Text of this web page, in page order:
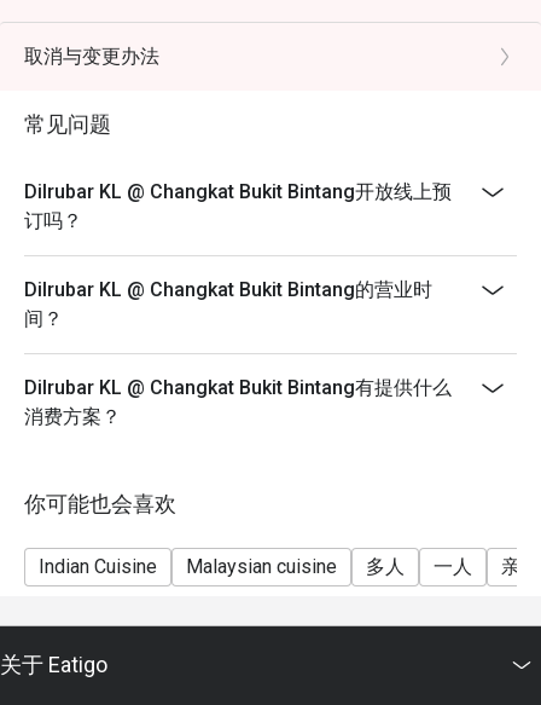
- Seating preference is subject to restaurant's
discretion. The restaurant may ask you to wait during
- Please show your reservation code upon arrival.
取消与变更办法
常见问题
Dilrubar KL @ Changkat Bukit Bintang开放线上预
订吗？
Dilrubar KL @ Changkat Bukit Bintang的营业时
间？
Dilrubar KL @ Changkat Bukit Bintang有提供什么
消费方案？
你可能也会喜欢
Indian Cuisine Malaysian cuisine 多人 一人 亲
关于 Eatigo